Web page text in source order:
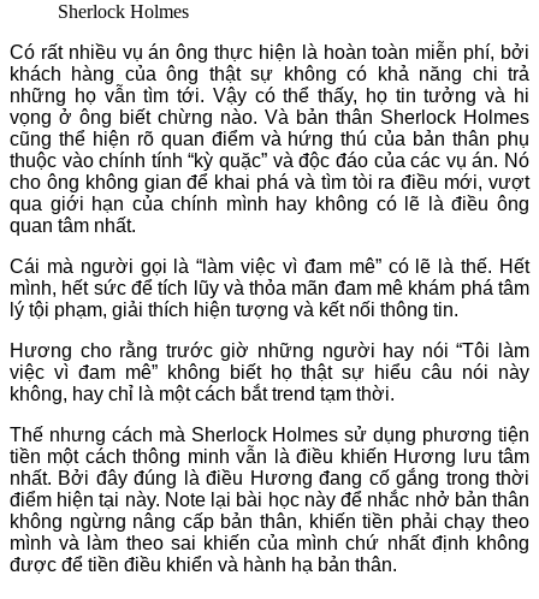
Sherlock Holmes
Có rất nhiều vụ án ông thực hiện là hoàn toàn miễn phí, bởi
khách hàng của ông thật sự không có khả năng chi trả
những họ vẫn tìm tới. Vậy có thể thấy, họ tin tưởng và hi
vọng ở ông biết chừng nào. Và bản thân Sherlock Holmes
cũng thể hiện rõ quan điểm và hứng thú của bản thân phụ
thuộc vào chính tính “kỳ quặc” và độc đáo của các vụ án. Nó
cho ông không gian để khai phá và tìm tòi ra điều mới, vượt
qua giới hạn của chính mình hay không có lẽ là điều ông
quan tâm nhất.
Cái mà người gọi là “làm việc vì đam mê” có lẽ là thế. Hết
mình, hết sức để tích lũy và thỏa mãn đam mê khám phá tâm
lý tội phạm, giải thích hiện tượng và kết nối thông tin.
Hương cho rằng trước giờ những người hay nói “Tôi làm
việc vì đam mê” không biết họ thật sự hiểu câu nói này
không, hay chỉ là một cách bắt trend tạm thời.
Thế nhưng cách mà Sherlock Holmes sử dụng phương tiện
tiền một cách thông minh vẫn là điều khiến Hương lưu tâm
nhất. Bởi đây đúng là điều Hương đang cố gắng trong thời
điểm hiện tại này. Note lại bài học này để nhắc nhở bản thân
không ngừng nâng cấp bản thân, khiến tiền phải chạy theo
mình và làm theo sai khiến của mình chứ nhất định không
được để tiền điều khiển và hành hạ bản thân.